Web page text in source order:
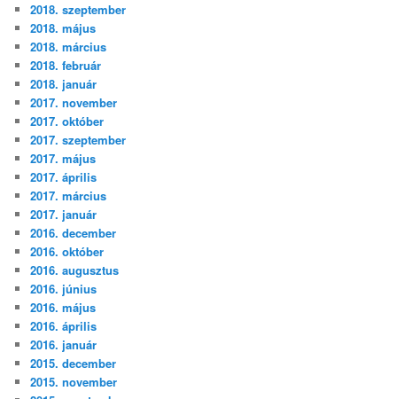
2018. szeptember
2018. május
2018. március
2018. február
2018. január
2017. november
2017. október
2017. szeptember
2017. május
2017. április
2017. március
2017. január
2016. december
2016. október
2016. augusztus
2016. június
2016. május
2016. április
2016. január
2015. december
2015. november